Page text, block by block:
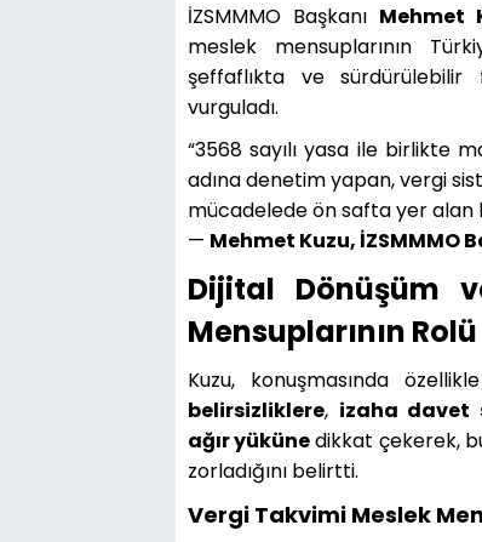
İZSMMMO Başkanı Mehmet
meslek mensuplarının
şeffaflıkta ve sürdürülebilir
vurguladı.
“3568 sayılı yasa ile birlikte
adına denetim yapan, vergi
mücadelede ön safta yer alan
— Mehmet Kuzu, İZSMMMO
Dijital Dönüşüm
Mensuplarının Rolü
Kuzu, konuşmasında özellikle
belirsizliklere, izaha davet
ağır yükünedikkat çekerek,
zorladığını belirtti.
Vergi Takvimi Meslek